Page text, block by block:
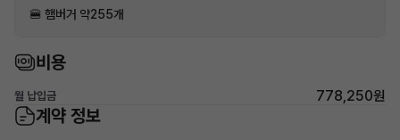
🍔 햄버거 약255개
비용
월 납입금 778,250원
계약 정보